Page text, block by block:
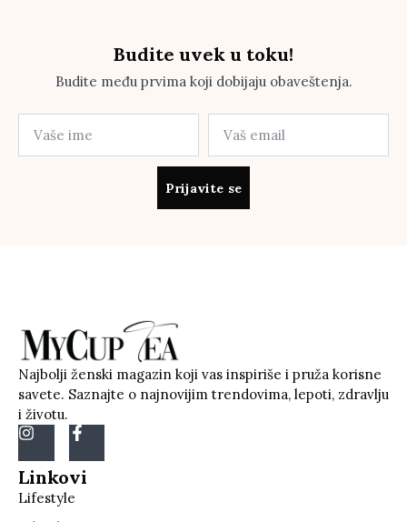
Budite uvek u toku!
Budite među prvima koji dobijaju obaveštenja.
Prijavite se
Najbolji ženski magazin koji vas inspiriše i pruža korisne
savete. Saznajte o najnovijim trendovima, lepoti, zdravlju
i životu.
Linkovi
Lifestyle